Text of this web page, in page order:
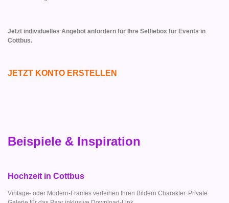
Jetzt individuelles Angebot anfordern für Ihre Selfiebox für Events in
Cottbus.
JETZT KONTO ERSTELLEN
Beispiele & Inspiration
Hochzeit in Cottbus
Vintage- oder Modern-Frames verleihen Ihren Bildern Charakter. Private